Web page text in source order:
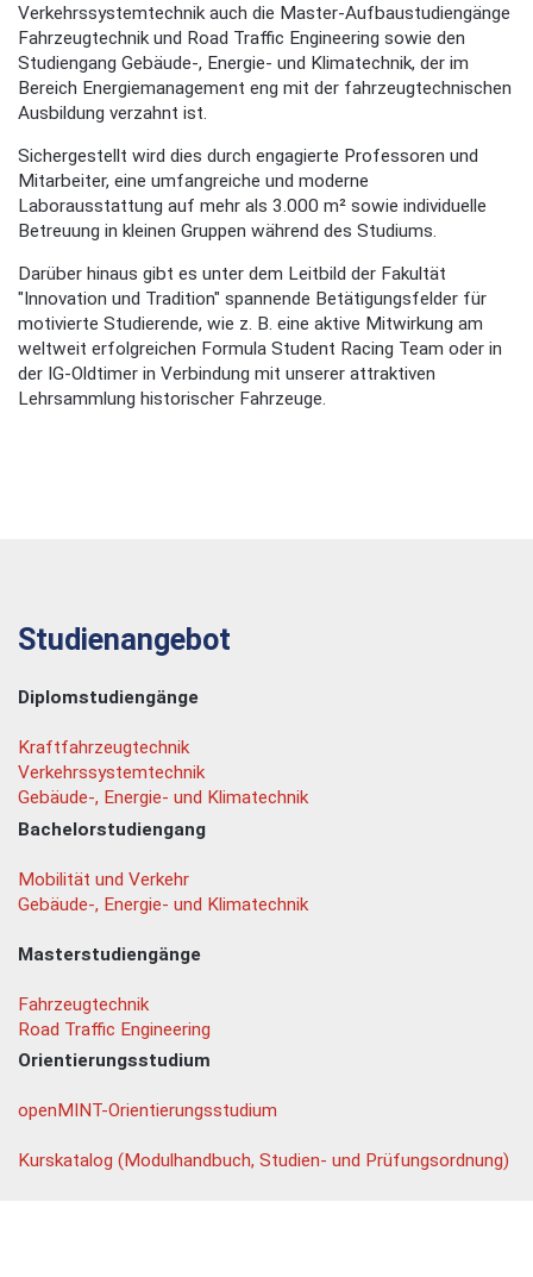
Verkehrssystemtechnik auch die Master-Aufbaustudiengänge
Fahrzeugtechnik und Road Traffic Engineering sowie den
Studiengang Gebäude-, Energie- und Klimatechnik, der im
Bereich Energiemanagement eng mit der fahrzeugtechnischen
Ausbildung verzahnt ist.
Sichergestellt wird dies durch engagierte Professoren und
Mitarbeiter, eine umfangreiche und moderne
Laborausstattung auf mehr als 3.000 m² sowie individuelle
Betreuung in kleinen Gruppen während des Studiums.
Darüber hinaus gibt es unter dem Leitbild der Fakultät
"Innovation und Tradition" spannende Betätigungsfelder für
motivierte Studierende, wie z. B. eine aktive Mitwirkung am
weltweit erfolgreichen Formula Student Racing Team oder in
der IG-Oldtimer in Verbindung mit unserer attraktiven
Lehrsammlung historischer Fahrzeuge.
Studienangebot
Diplomstudiengänge
Kraftfahrzeugtechnik
Verkehrssystemtechnik
Gebäude-, Energie- und Klimatechnik
Bachelorstudiengang
Mobilität und Verkehr
Gebäude-, Energie- und Klimatechnik
Masterstudiengänge
Fahrzeugtechnik
Road Traffic Engineering
Orientierungsstudium
openMINT-Orientierungsstudium
Kurskatalog (Modulhandbuch, Studien- und Prüfungsordnung)